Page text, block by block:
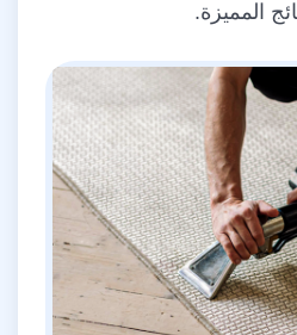
المميزة.